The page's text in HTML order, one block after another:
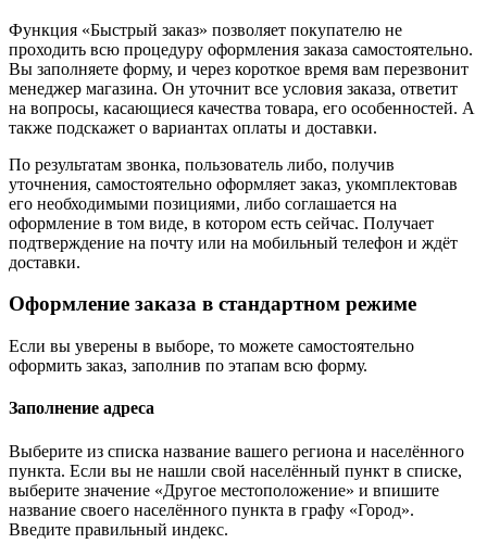
Функция «Быстрый заказ» позволяет покупателю не
проходить всю процедуру оформления заказа самостоятельно.
Вы заполняете форму, и через короткое время вам перезвонит
менеджер магазина. Он уточнит все условия заказа, ответит
на вопросы, касающиеся качества товара, его особенностей. А
также подскажет о вариантах оплаты и доставки.
По результатам звонка, пользователь либо, получив
уточнения, самостоятельно оформляет заказ, укомплектовав
его необходимыми позициями, либо соглашается на
оформление в том виде, в котором есть сейчас. Получает
подтверждение на почту или на мобильный телефон и ждёт
доставки.
Оформление заказа в стандартном режиме
Если вы уверены в выборе, то можете самостоятельно
оформить заказ, заполнив по этапам всю форму.
Заполнение адреса
Выберите из списка название вашего региона и населённого
пункта. Если вы не нашли свой населённый пункт в списке,
выберите значение «Другое местоположение» и впишите
название своего населённого пункта в графу «Город».
Введите правильный индекс.